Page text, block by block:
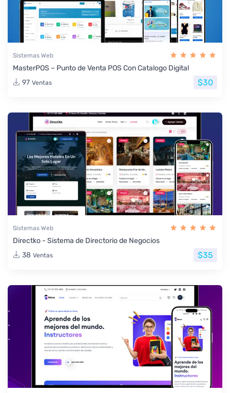
Sistemas Web
MasterPOS – Punto de Venta POS Con Catalogo Digital
97 Ventas $30
Sistemas Web
Directko - Sistema de Directorio de Negocios
38 Ventas $35